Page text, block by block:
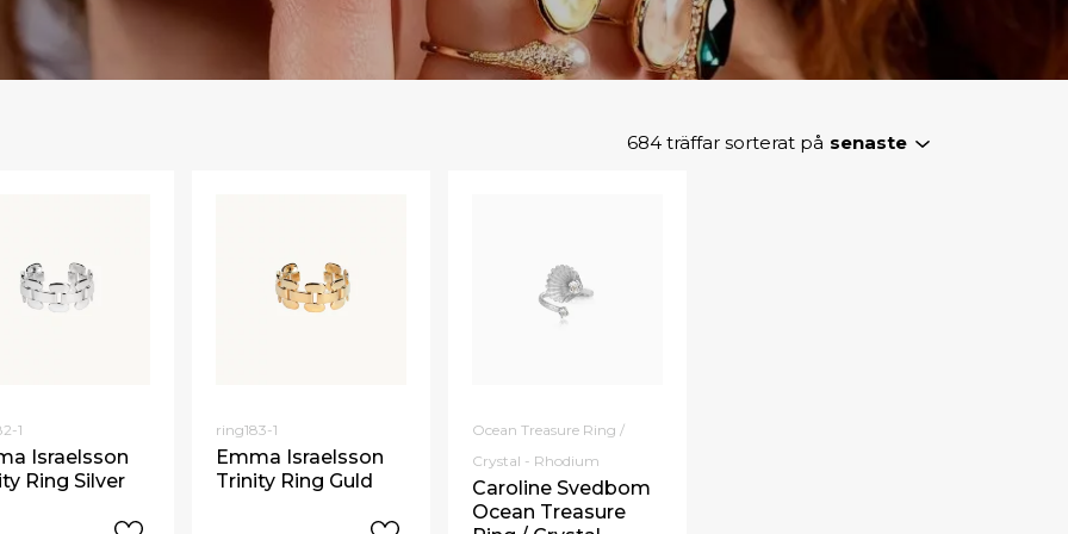
Begagnade Örhängen
Begagnade Hängen
684 träffar sorterat på senaste
1
Israelsson
Ring Silver
ring183-1
Emma Israelsson
Trinity Ring Guld
Ocean Treasure Ring /
Crystal - Rhodium
Caroline Svedbom
Ocean Treasure